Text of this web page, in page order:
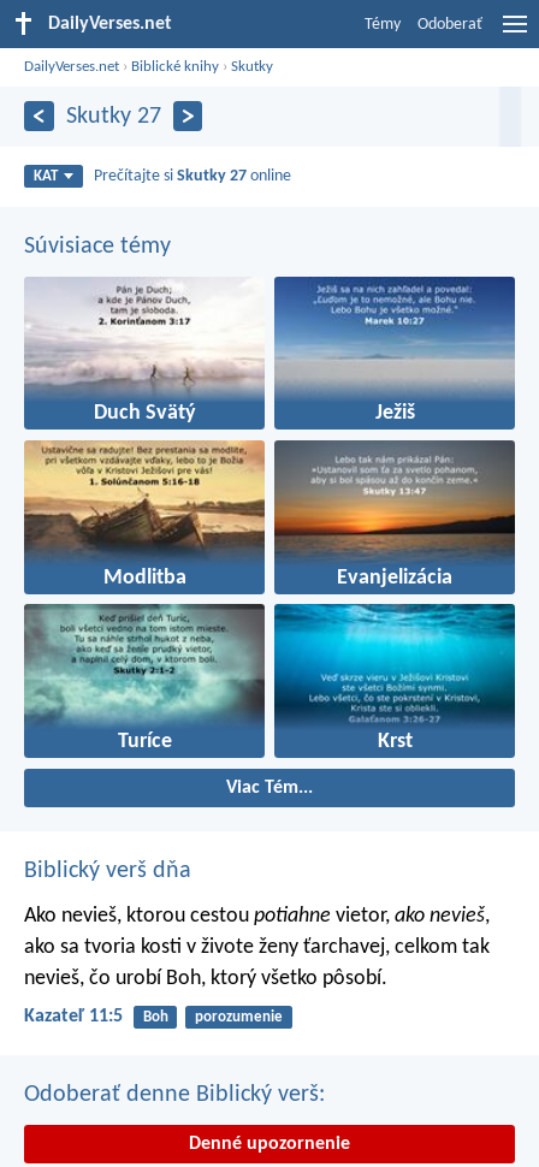
DailyVerses.net Témy Odoberať
DailyVerses.net › Biblické knihy ›Skutky
Skutky 27
KAT Prečítajte siSkutky 27 online
Súvisiace témy
Duch Svätý Ježiš
Modlitba Evanjelizácia
Turíce Krst
Viac Tém...
Biblický verš dňa
Ako nevieš, ktorou cestou potiahne vietor, ako nevieš,
ako sa tvoria kosti v živote ženy ťarchavej, celkom tak
nevieš, čo urobí Boh, ktorý všetko pôsobí.
Kazateľ 11:5 Boh porozumenie
Odoberať denne Biblický verš:
Denné upozornenie